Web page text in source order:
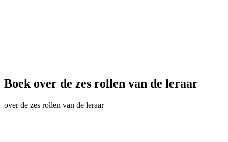
Boek over de zes rollen van de leraar
over de zes rollen van de leraar